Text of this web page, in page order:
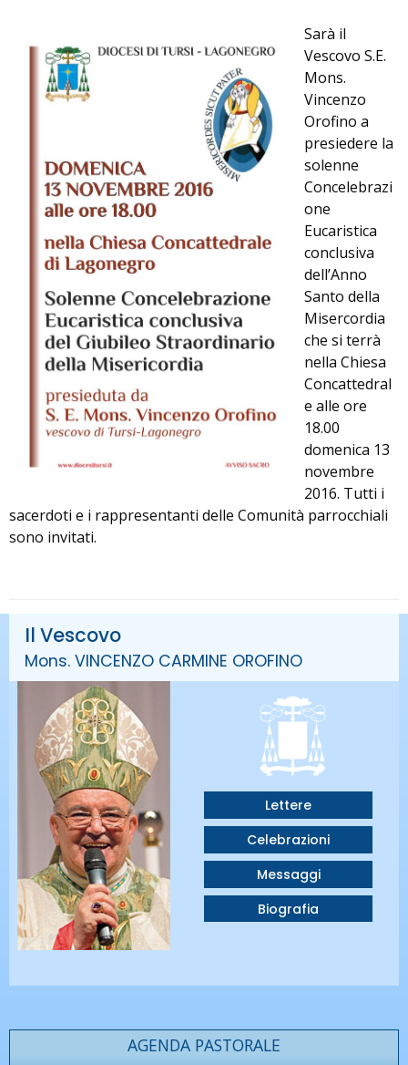
Sarà il
Vescovo S.E.
Mons.
Vincenzo
Orofino a
presiedere la
solenne
Concelebrazi
one
Eucaristica
conclusiva
dell’Anno
Santo della
Misercordia
che si terrà
nella Chiesa
Concattedral
e alle ore
18.00
domenica 13
novembre
2016. Tutti i
sacerdoti e i rappresentanti delle Comunità parrocchiali
sono invitati.
Il Vescovo
Mons. VINCENZO CARMINE OROFINO
Lettere
Celebrazioni
Messaggi
Biografia
AGENDA PASTORALE